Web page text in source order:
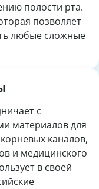
полости рта.
позволяет
любые сложные
с
материалов для
каналов,
и медицинского
в своей